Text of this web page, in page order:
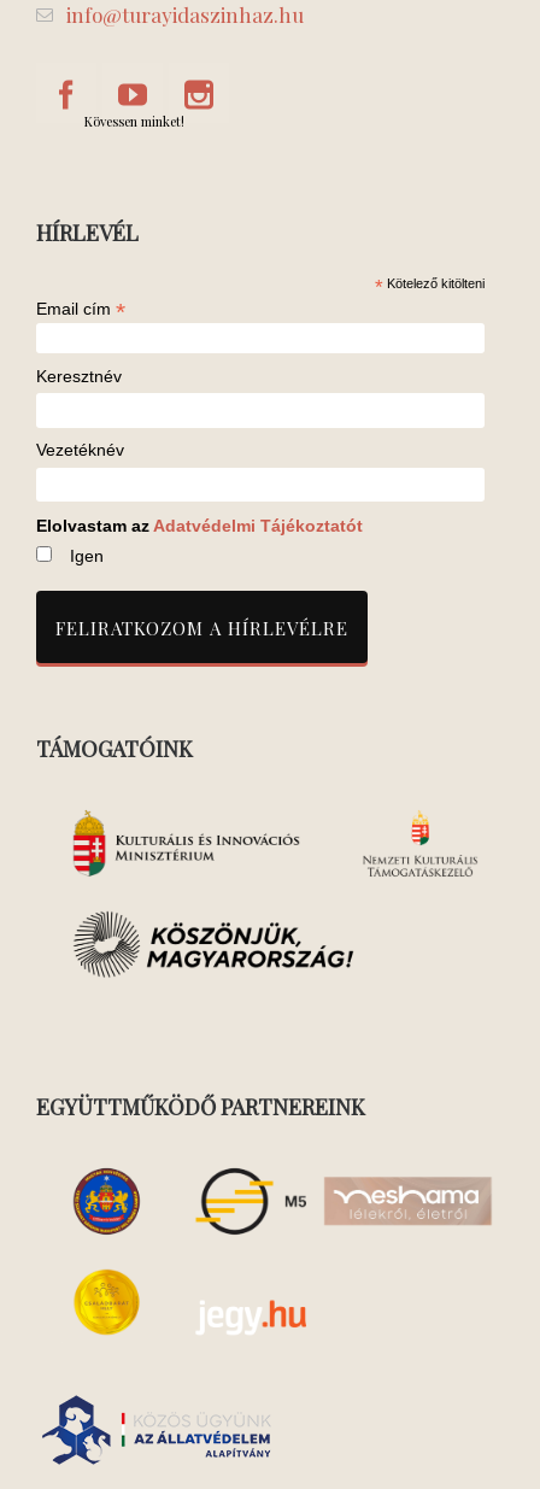
info@turayidaszinhaz.hu
Kövessen minket!
HÍRLEVÉL
* Kötelező kitölteni
Email cím *
Keresztnév
Vezetéknév
Elolvastam az Adatvédelmi Tájékoztatót
Igen
TÁMOGATÓINK
EGYÜTTMŰKÖDŐ PARTNEREINK